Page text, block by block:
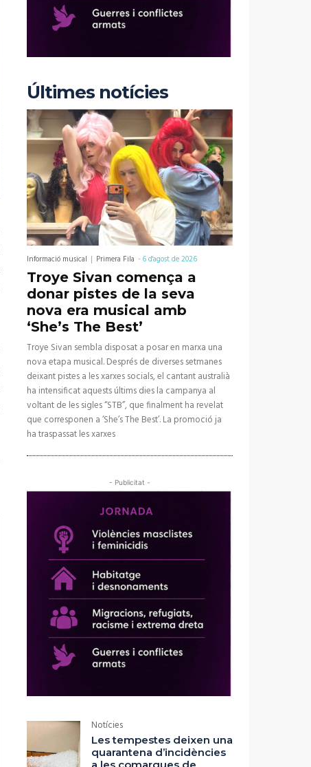
Últimes notícies
Informació musical Primera Fila -6 d'agost de 2026
Troye Sivan comença a
donar pistes de la seva
nova era musical amb
‘She’s The Best’
Troye Sivan sembla disposat a posar en marxa una
nova etapa musical. Després de diverses setmanes
deixant pistes a les xarxes socials, el cantant australià
ha intensificat aquests últims dies la campanya al
voltant de les sigles “STB”, que finalment ha revelat
que corresponen a ‘She’s The Best’. La promoció ja
ha traspassat les xarxes
- Publicitat -
Notícies
Les tempestes deixen una
quarantena d’incidències